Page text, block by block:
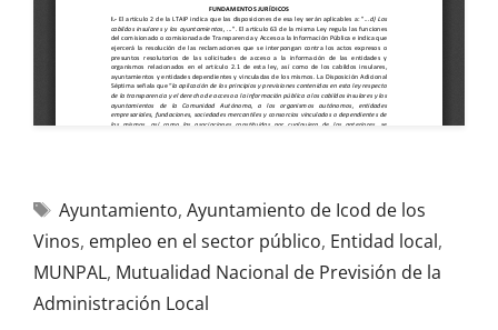
Ayuntamiento, Ayuntamiento de Icod de los
Vinos, empleo en el sector público, Entidad local,
MUNPAL, Mutualidad Nacional de Previsión de la
Administración Local